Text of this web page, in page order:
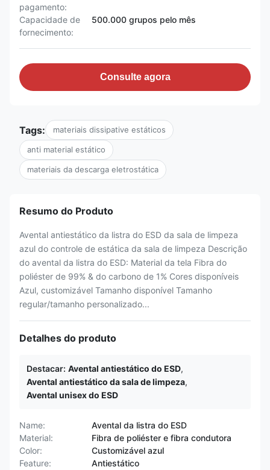
pagamento:
Capacidade de
fornecimento:
500.000 grupos pelo mês
Consulte agora
Tags: materiais dissipative estáticos
anti material estático
materiais da descarga eletrostática
Resumo do Produto
Avental antiestático da listra do ESD da sala de limpeza
azul do controle de estática da sala de limpeza Descrição
do avental da listra do ESD: Material da tela Fibra do
poliéster de 99% & do carbono de 1% Cores disponíveis
Azul, customizável Tamanho disponível Tamanho
regular/tamanho personalizado...
Detalhes do produto
Destacar: Avental antiestático do ESD,
Avental antiestático da sala de limpeza,
Avental unisex do ESD
Name:
Avental da listra do ESD
Material:
Fibra de poliéster e fibra condutora
Color:
Customizável azul
Feature:
Antiestático